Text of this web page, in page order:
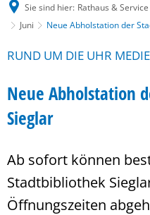
Sie sind hier: Rathaus & Service
Juni
Neue Abholstation der
RUND UM DIE UHR
Neue Abholstation
Sieglar
Ab sofort können
Stadtbibliothek
Öffnungszeiten